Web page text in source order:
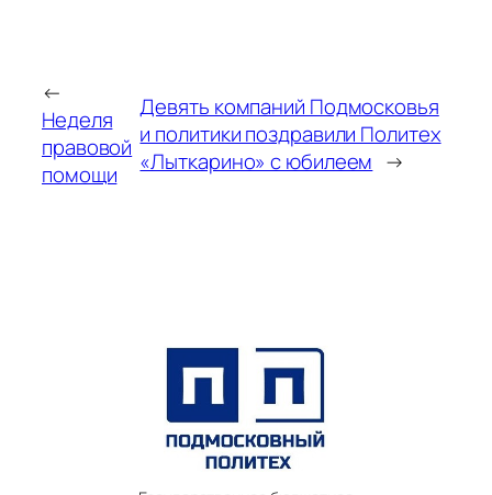
←
Неделя
правовой
помощи
Девять компаний Подмосковья
и политики поздравили Политех
«Лыткарино» с юбилеем →